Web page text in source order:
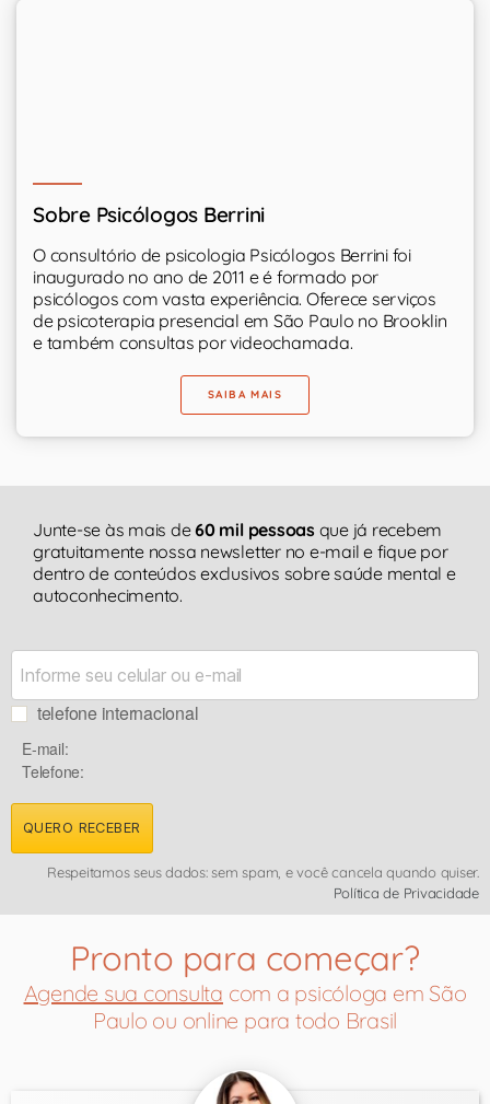
Sobre Psicólogos Berrini
O consultório de psicologia Psicólogos Berrini foi
inaugurado no ano de 2011 e é formado por
psicólogos com vasta experiência. Oferece serviços
de psicoterapia presencial em São Paulo no Brooklin
e também consultas por videochamada.
SAIBA MAIS
Junte-se às mais de60 mil pessoasque já recebem
gratuitamente nossa newsletter no e-mail e fique por
dentro de conteúdos exclusivos sobre saúde mental e
autoconhecimento.
telefone internacional
E-mail:
Telefone:
QUERO RECEBER
Respeitamos seus dados: sem spam, e você cancela quando quiser.
Política de Privacidade
Pronto para começar?
Agende sua consulta com a psicóloga em São
Paulo ou online para todo Brasil